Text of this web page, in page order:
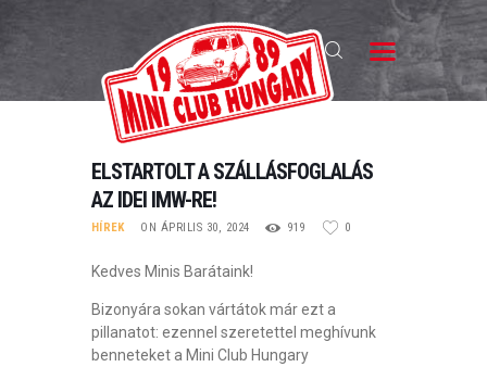
MINI CLUB HUNGARY
Magyarország Klasszikus Mini Clubja
KLUBTAGSÁG
HÍREK
A MINI
TALÁLKOZÓK
GALÉRIA
ELSTARTOLT A SZÁLLÁSFOGLALÁS
AZ IDEI IMW-RE!
HÍREK ON ÁPRILIS 30, 2024 919 0
Kedves Minis Barátaink!
Bizonyára sokan vártátok már ezt a
pillanatot: ezennel szeretettel meghívunk
benneteket a Mini Club Hungary